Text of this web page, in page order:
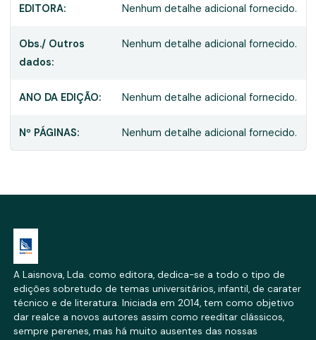
EDITORA: Nenhum detalhe adicional fornecido.
Obs./ Outros
dados:
Nenhum detalhe adicional fornecido.
ANO DA EDIÇÃO: Nenhum detalhe adicional fornecido.
Nº PÁGINAS: Nenhum detalhe adicional fornecido.
A Laisnova, Lda. como editora, dedica-se a todo o tipo de
edições sobretudo de temas universitários, infantil, de carater
técnico e de literatura. Iniciada em 2014, tem como objetivo
dar realce a novos autores assim como reeditar clássicos,
sempre perenes, mas há muito ausentes das nossas